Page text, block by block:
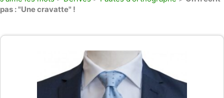
pas : "Une cravatte" !